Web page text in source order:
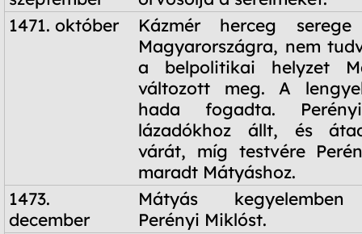
1471. október
Kázmér herceg serege
Magyarországra, nem
a belpolitikai helyzet
változott meg. A
hada fogadta.
lázadókhoz állt, és
várát, míg testvére
maradt Mátyáshoz.
1473.
december
Mátyás kegyelemben
Perényi Miklóst.